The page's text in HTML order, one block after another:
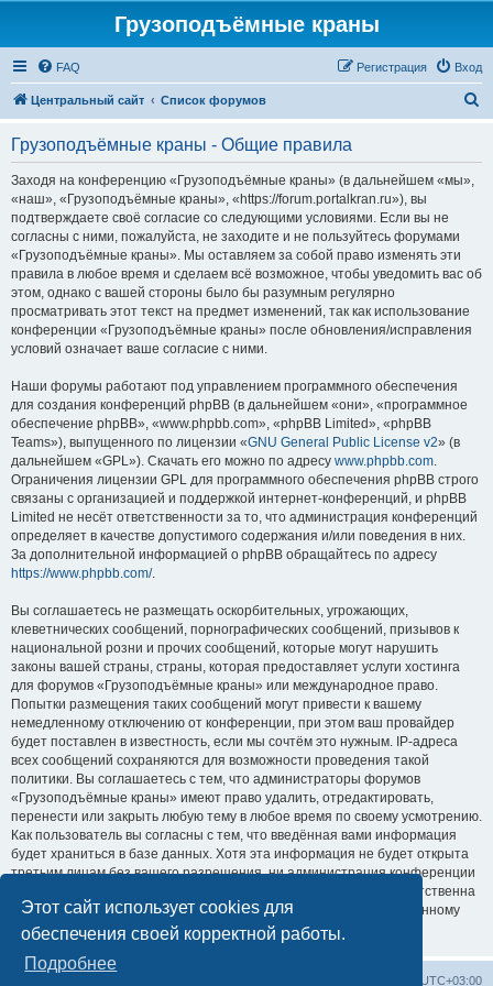
Этот сайт использует cookies для
обеспечения своей корректной работы.
Подробнее
Грузоподъёмные краны
FAQ Вход
Регистрация
Центральный сайт Список форумов
Грузоподъёмные краны - Общие правила
Заходя на конференцию «Грузоподъёмные краны» (в дальнейшем «мы»,
«наш», «Грузоподъёмные краны», «https://forum.portalkran.ru»), вы
подтверждаете своё согласие со следующими условиями. Если вы не
согласны с ними, пожалуйста, не заходите и не пользуйтесь форумами
«Грузоподъёмные краны». Мы оставляем за собой право изменять эти
правила в любое время и сделаем всё возможное, чтобы уведомить вас об
этом, однако с вашей стороны было бы разумным регулярно
просматривать этот текст на предмет изменений, так как использование
конференции «Грузоподъёмные краны» после обновления/исправления
условий означает ваше согласие с ними.
Наши форумы работают под управлением программного обеспечения
для создания конференций phpBB (в дальнейшем «они», «программное
обеспечение phpBB», «www.phpbb.com», «phpBB Limited», «phpBB
Teams»), выпущенного по лицензии «GNU General Public License v2» (в
дальнейшем «GPL»). Скачать его можно по адресу www.phpbb.com.
Ограничения лицензии GPL для программного обеспечения phpBB строго
связаны с организацией и поддержкой интернет-конференций, и phpBB
Limited не несёт ответственности за то, что администрация конференций
определяет в качестве допустимого содержания и/или поведения в них.
За дополнительной информацией о phpBB обращайтесь по адресу
https://www.phpbb.com/.
Вы соглашаетесь не размещать оскорбительных, угрожающих,
клеветнических сообщений, порнографических сообщений, призывов к
национальной розни и прочих сообщений, которые могут нарушить
законы вашей страны, страны, которая предоставляет услуги хостинга
для форумов «Грузоподъёмные краны» или международное право.
Попытки размещения таких сообщений могут привести к вашему
немедленному отключению от конференции, при этом ваш провайдер
будет поставлен в известность, если мы сочтём это нужным. IP-адреса
всех сообщений сохраняются для возможности проведения такой
политики. Вы соглашаетесь с тем, что администраторы форумов
«Грузоподъёмные краны» имеют право удалить, отредактировать,
перенести или закрыть любую тему в любое время по своему усмотрению.
Как пользователь вы согласны с тем, что введённая вами информация
будет храниться в базе данных. Хотя эта информация не будет открыта
третьим лицам без вашего разрешения, ни администрация конференции
«Грузоподъёмные краны», ни phpBB Limited не может быть ответственна
за действия хакеров, которые могут привести к несанкционированному
доступу к ней.
UTC+03:00